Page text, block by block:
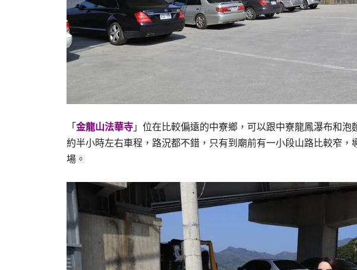
「 金龍山法華寺 」位在比較偏遠的中寮鄉，可以跟中寮龍鳳瀑布和
約半小時左右車程，路況都不錯，只有到廟前有一小段山路比較窄
場。